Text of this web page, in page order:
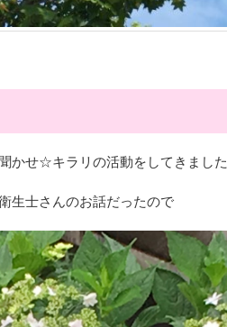
かせ☆キラリの活動をしてきました
生士さんのお話だったので